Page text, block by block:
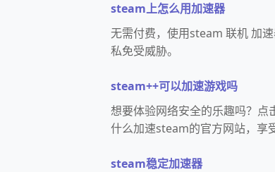
steam上怎么用加速器
无需付费，使用steam 联机 加
私免受威胁。
steam++可以加速游戏吗
想要体验网络安全的乐趣吗？
什么加速steam的官方网站，享
steam稳定加速器